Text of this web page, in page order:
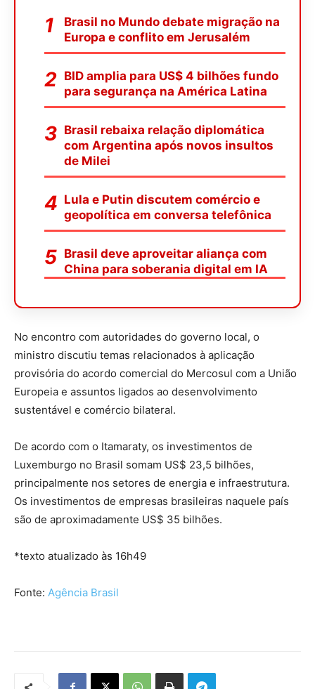
Brasil no Mundo debate migração na
Europa e conflito em Jerusalém
BID amplia para US$ 4 bilhões fundo
para segurança na América Latina
Brasil rebaixa relação diplomática
com Argentina após novos insultos
de Milei
Lula e Putin discutem comércio e
geopolítica em conversa telefônica
Brasil deve aproveitar aliança com
China para soberania digital em IA
No encontro com autoridades do governo local, o
ministro discutiu temas relacionados à aplicação
provisória do acordo comercial do Mercosul com a União
Europeia e assuntos ligados ao desenvolvimento
sustentável e comércio bilateral.
De acordo com o Itamaraty, os investimentos de
Luxemburgo no Brasil somam US$ 23,5 bilhões,
principalmente nos setores de energia e infraestrutura.
Os investimentos de empresas brasileiras naquele país
são de aproximadamente US$ 35 bilhões.
*texto atualizado às 16h49
Fonte: Agência Brasil